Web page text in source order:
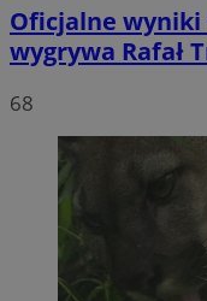
Oficjalne wyniki
wygrywa Rafał
68